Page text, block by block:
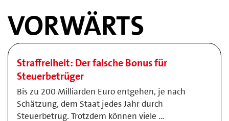
VORWÄRTS
Straffreiheit: Der falsche Bonus für
Steuerbetrüger
Bis zu 200 Milliarden Euro entgehen, je nach
Schätzung, dem Staat jedes Jahr durch
Steuerbetrug. Trotzdem können viele …